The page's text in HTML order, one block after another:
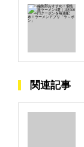
関連記事